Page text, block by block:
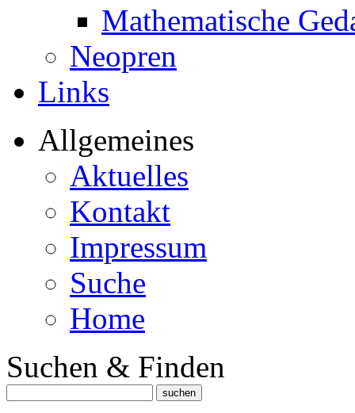
Mathematische
Neopren
Links
Allgemeines
Aktuelles
Kontakt
Impressum
Suche
Home
Suchen & Finden